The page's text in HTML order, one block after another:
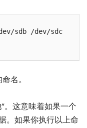
sdb /dev/sdc
名。
。这意味着如果一个
。如果你执行以上命